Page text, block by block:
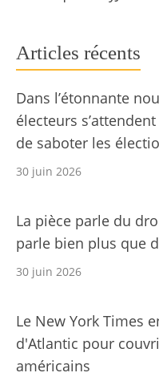
Articles récents
Dans l’étonnante
électeurs
de saboter les
30 juin 2026
La pièce parle du
parle bien plus que
30 juin 2026
Le New York Times
d'Atlantic pour
américains